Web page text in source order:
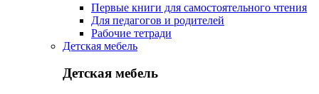
Первые книги для самостоятельного чтения
Для педагогов и родителей
Рабочие тетради
Детская мебель
Детская мебель